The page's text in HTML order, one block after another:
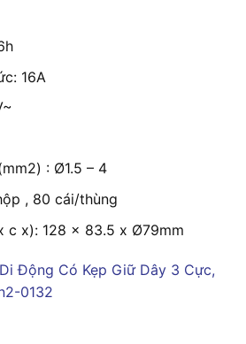
16A
: Ø1.5 – 4
, 80 cái/thùng
c x): 128 x 83.5 x Ø79mm